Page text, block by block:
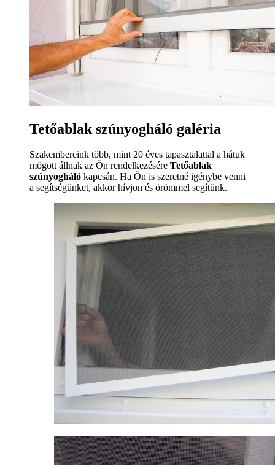
Tetőablak szúnyogháló galéria
Szakembereink több, mint 20 éves tapasztalattal a hátuk
mögött állnak az Ön rendelkezésére Tetőablak
szúnyogháló kapcsán. Ha Ön is szeretné igénybe venni
a segítségünket, akkor hívjon és örömmel segítünk.